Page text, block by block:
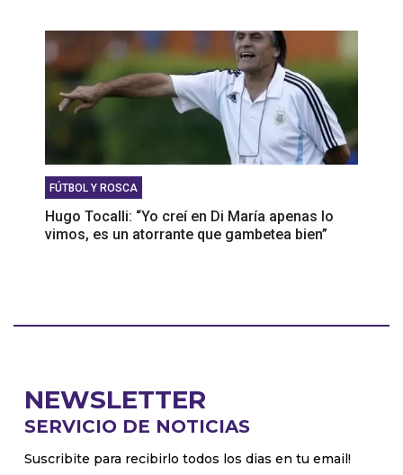
FÚTBOL Y ROSCA
Hugo Tocalli: “Yo creí en Di María apenas lo
vimos, es un atorrante que gambetea bien”
NEWSLETTER
SERVICIO DE NOTICIAS
Suscribite para recibirlo todos los dias en tu email!